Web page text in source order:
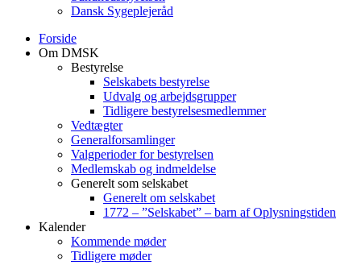
Dansk Sygeplejeråd
Forside
Om DMSK
Bestyrelse
Selskabets bestyrelse
Udvalg og arbejdsgrupper
Tidligere bestyrelsesmedlemmer
Vedtægter
Generalforsamlinger
Valgperioder for bestyrelsen
Medlemskab og indmeldelse
Generelt som selskabet
Generelt om selskabet
1772 – ”Selskabet” – barn af Oplysningstiden
Kalender
Kommende møder
Tidligere møder